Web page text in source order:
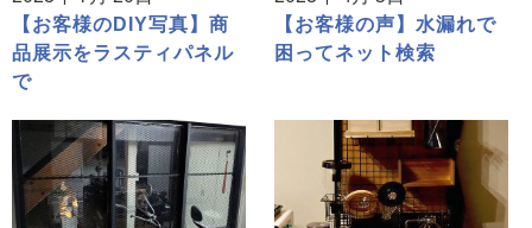
【お客様のDIY写真】商
品展示をラスティパネル
で
【お客様の声】水漏れで
困ってネット検索